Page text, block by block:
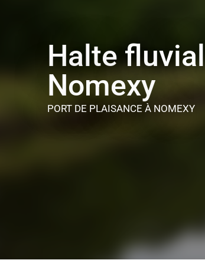
Halte
Nomexy
PORT DE PLAISANCE À NOMEXY